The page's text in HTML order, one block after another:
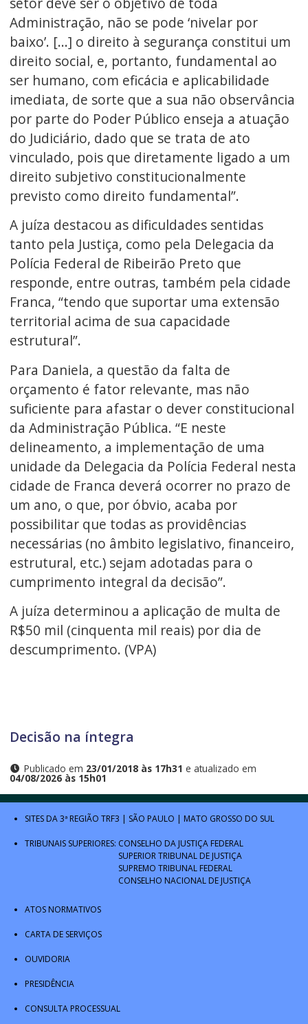
Administração, não se pode ‘nivelar por
baixo’. [...] o direito à segurança constitui um
direito social, e, portanto, fundamental ao
ser humano, com eficácia e aplicabilidade
imediata, de sorte que a sua não observância
por parte do Poder Público enseja a atuação
do Judiciário, dado que se trata de ato
vinculado, pois que diretamente ligado a um
direito subjetivo constitucionalmente
previsto como direito fundamental”.
A juíza destacou as dificuldades sentidas
tanto pela Justiça, como pela Delegacia da
Polícia Federal de Ribeirão Preto que
responde, entre outras, também pela cidade
Franca, “tendo que suportar uma extensão
territorial acima de sua capacidade
estrutural”.
Para Daniela, a questão da falta de
orçamento é fator relevante, mas não
suficiente para afastar o dever constitucional
da Administração Pública. “E neste
delineamento, a implementação de uma
unidade da Delegacia da Polícia Federal nesta
cidade de Franca deverá ocorrer no prazo de
um ano, o que, por óbvio, acaba por
possibilitar que todas as providências
necessárias (no âmbito legislativo, financeiro,
estrutural, etc.) sejam adotadas para o
cumprimento integral da decisão”.
A juíza determinou a aplicação de multa de
R$50 mil (cinquenta mil reais) por dia de
descumprimento. (VPA)
Decisão na íntegra
Publicado em 23/01/2018 às 17h31 e atualizado em
04/08/2026 às 15h01
SITES DA 3ª REGIÃO TRF3 | SÃO PAULO | MATO GROSSO DO SUL
TRIBUNAIS SUPERIORES: CONSELHO DA JUSTIÇA FEDERAL
SUPERIOR TRIBUNAL DE JUSTIÇA
SUPREMO TRIBUNAL FEDERAL
CONSELHO NACIONAL DE JUSTIÇA
ATOS NORMATIVOS
CARTA DE SERVIÇOS
OUVIDORIA
PRESIDÊNCIA
CONSULTA PROCESSUAL